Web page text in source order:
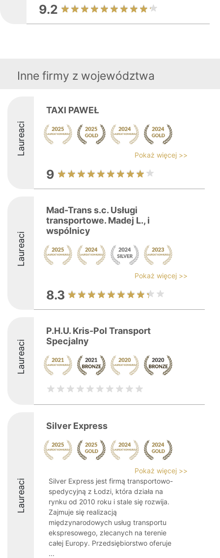
9.2
Inne firmy z województwa
Laureaci
TAXI PAWEŁ
Pokaż więcej >>
9
Laureaci
Mad-Trans s.c. Usługi
transportowe. Madej L., i
wspólnicy
Pokaż więcej >>
8.3
Laureaci
P.H.U. Kris-Pol Transport
Specjalny
Laureaci
Silver Express
Pokaż więcej >>
Silver Express jest firmą transportowo-
spedycyjną z Łodzi, która działa na
rynku od 2010 roku i stale się rozwija.
Zajmuje się realizacją
międzynarodowych usług transportu
ekspresowego, zlecanych na terenie
całej Europy. Przedsiębiorstwo oferuje
...